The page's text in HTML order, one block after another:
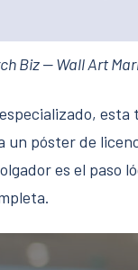
Biz — Wall Art
un póster de
es el paso